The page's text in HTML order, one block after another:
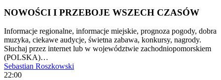
NOWOŚCI I PRZEBOJE WSZECH CZASÓW
Informacje regionalne, informacje miejskie, prognoza pogody, dobra
muzyka, ciekawe audycje, świetna zabawa, konkursy, nagrody.
Słuchaj przez internet lub w województwie zachodniopomorskiem
(POLSKA)…
Sebastian Roszkowski
22:00